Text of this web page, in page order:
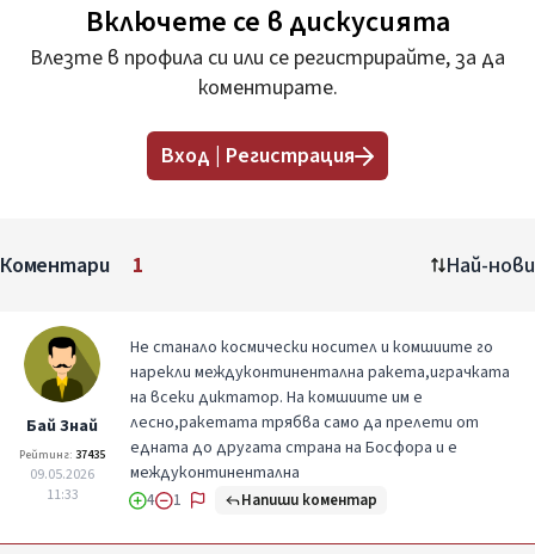
Включете се в дискусията
Влезте в профила си или се регистрирайте, за да
коментирате.
Вход | Регистрация
Коментари 1 Най-нови
Бaй Знай
Рейтинг: 37435
09.05.2026
11:33
Не станало космически носител и комшиите го
нарекли междуконтинентална ракета,играчката
на всеки диктатор. На комшиите им е
лесно,ракетата трябва само да прелети от
едната до другата страна на Босфора и е
междуконтинентална
4 1 Напиши коментар